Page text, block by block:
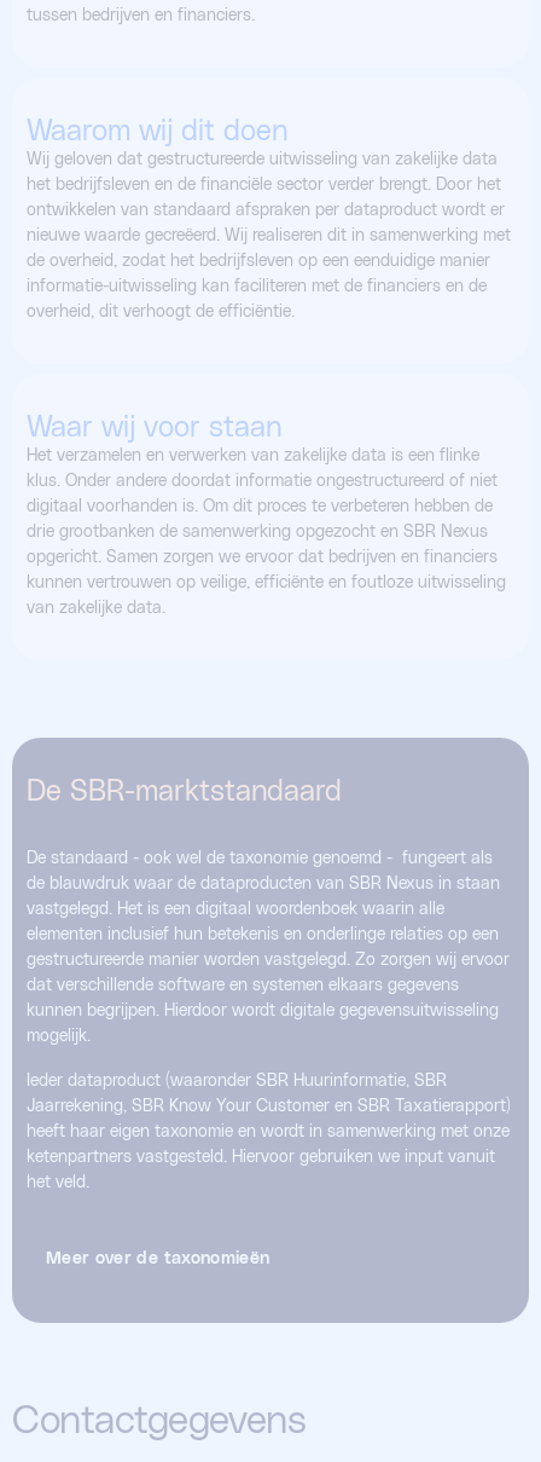
tussen bedrijven en financiers.
Waarom wij dit doen
Wij geloven dat gestructureerde uitwisseling van zakelijke data
het bedrijfsleven en de financiële sector verder brengt. Door het
ontwikkelen van standaard afspraken per dataproduct wordt er
nieuwe waarde gecreëerd. Wij realiseren dit in samenwerking met
de overheid, zodat het bedrijfsleven op een eenduidige manier
informatie-uitwisseling kan faciliteren met de financiers en de
overheid, dit verhoogt de efficiëntie.
Waar wij voor staan
Het verzamelen en verwerken van zakelijke data is een flinke
klus. Onder andere doordat informatie ongestructureerd of niet
digitaal voorhanden is. Om dit proces te verbeteren hebben de
drie grootbanken de samenwerking opgezocht en SBR Nexus
opgericht. Samen zorgen we ervoor dat bedrijven en financiers
kunnen vertrouwen op veilige, efficiënte en foutloze uitwisseling
van zakelijke data.
De SBR-marktstandaard
De standaard - ook wel de taxonomie genoemd - fungeert als
de blauwdruk waar de dataproducten van SBR Nexus in staan
vastgelegd. Het is een digitaal woordenboek waarin alle
elementen inclusief hun betekenis en onderlinge relaties op een
gestructureerde manier worden vastgelegd. Zo zorgen wij ervoor
dat verschillende software en systemen elkaars gegevens
kunnen begrijpen. Hierdoor wordt digitale gegevensuitwisseling
mogelijk.
Ieder dataproduct (waaronder SBR Huurinformatie, SBR
Jaarrekening, SBR Know Your Customer en SBR Taxatierapport)
heeft haar eigen taxonomie en wordt in samenwerking met onze
ketenpartners vastgesteld. Hiervoor gebruiken we input vanuit
het veld.
Meer over de taxonomieën
Contactgegevens